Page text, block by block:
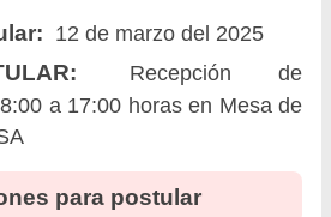
12 de marzo del 2025
Recepción de
a 17:00 horas en Mesa de
para postular